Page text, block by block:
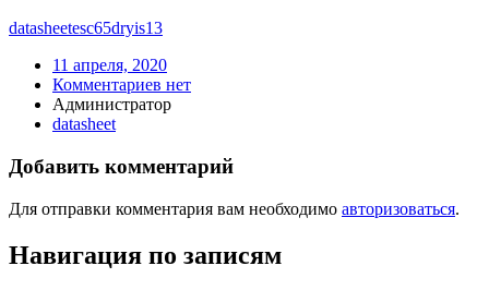
datasheetesc65dryis13
11 апреля, 2020
Комментариев нет
Администратор
datasheet
Добавить комментарий
Для отправки комментария вам необходимо авторизоваться.
Навигация по записям